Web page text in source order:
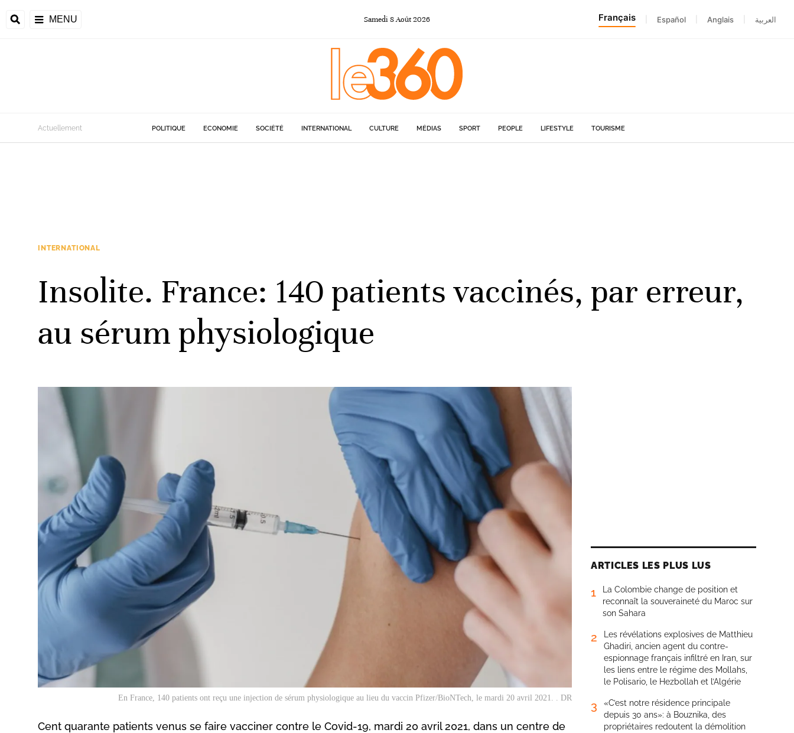
MENU Samedi 8Août2026 Français Español Anglais العربية
Actuellement POLITIQUE ECONOMIE SOCIÉTÉ INTERNATIONAL CULTURE MÉDIAS SPORT PEOPLE LIFESTYLE TOURISME
INTERNATIONAL
Insolite. France: 140 patients vaccinés, par erreur,
au sérum physiologique
En France, 140 patients ont reçu une injection de sérum physiologique au lieu du vaccin Pfizer/BioNTech, le mardi 20 avril 2021. . DR
Cent quarante patients venus se faire vacciner contre le Covid-19, mardi 20 avril 2021, dans un centre de
ARTICLES LES PLUS LUS
1
La Colombie change de position et
reconnaît la souveraineté du Maroc sur
son Sahara
2
Les révélations explosives de Matthieu
Ghadiri, ancien agent du contre-
espionnage français infiltré en Iran, sur
les liens entre le régime des Mollahs,
le Polisario, le Hezbollah et l’Algérie
3
«C’est notre résidence principale
depuis 30 ans»: à Bouznika, des
propriétaires redoutent la démolition